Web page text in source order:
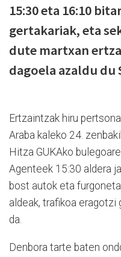
15:30 eta 16:10
gertakariak, eta
dute martxan
dagoela azaldu du
Ertzaintzak hiru
Araba kaleko 24.
Hitza GUKAko
Agenteek 15:30 aldera
bost autok eta
aldeak, trafikoa
da.
Denbora tarte baten